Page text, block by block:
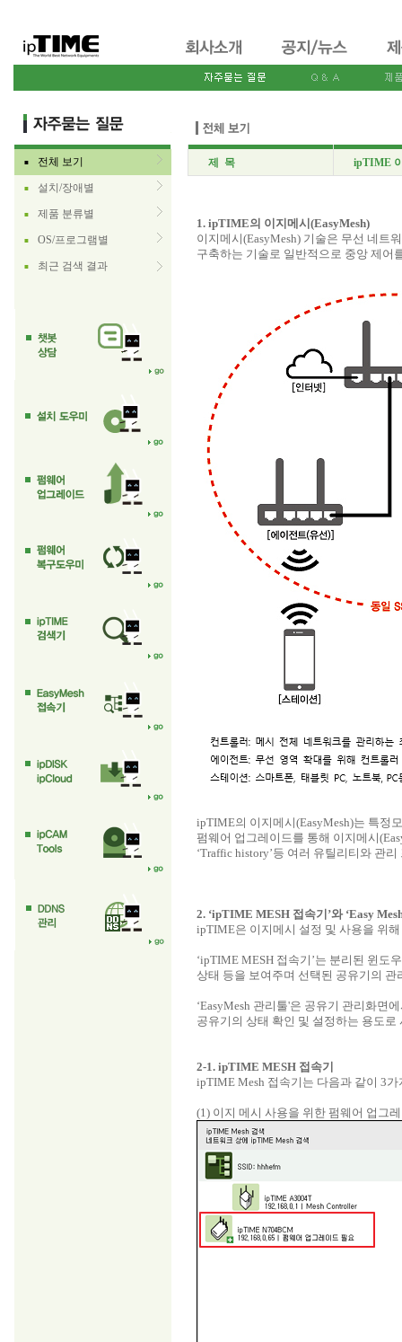
■ 전체 보기
■ 설치/장애별
■ 제품 분류별
■ OS/프로그램별
■ 최근 검색 결과
제 목 ipTIME
1. ipTIME의 이지메시(EasyMesh)
이지메시(EasyMesh) 기술은 무선 네트
구축하는 기술로 일반적으로 중앙 제어
ipTIME의 이지메시(EasyMesh)는 특정
펌웨어 업그레이드를 통해 이지메시
‘Traffic history’등 여러 유틸리티와 관
2. ‘ipTIME MESH 접속기’와 ‘Easy
ipTIME은 이지메시 설정 및 사용을 위해
‘ipTIME MESH 접속기’는 분리된 윈도
상태 등을 보여주며 선택된 공유기의
‘EasyMesh 관리툴'은 공유기 관리화면
공유기의 상태 확인 및 설정하는 용도로
2-1. ipTIME MESH 접속기
ipTIME Mesh 접속기는 다음과 같이 3
(1) 이지 메시 사용을 위한 펌웨어 업그